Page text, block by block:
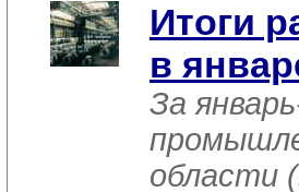
Итоги
в
За
области